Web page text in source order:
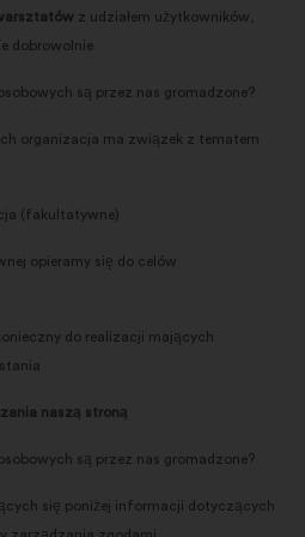
z udziałem użytkowników,
dobrowolnie
są przez nas gromadzone?
organizacja ma związek z tematem
(fakultatywne)
opieramy się do celów
do realizacji mających
naszą stroną
są przez nas gromadzone?
się poniżej informacji dotyczących